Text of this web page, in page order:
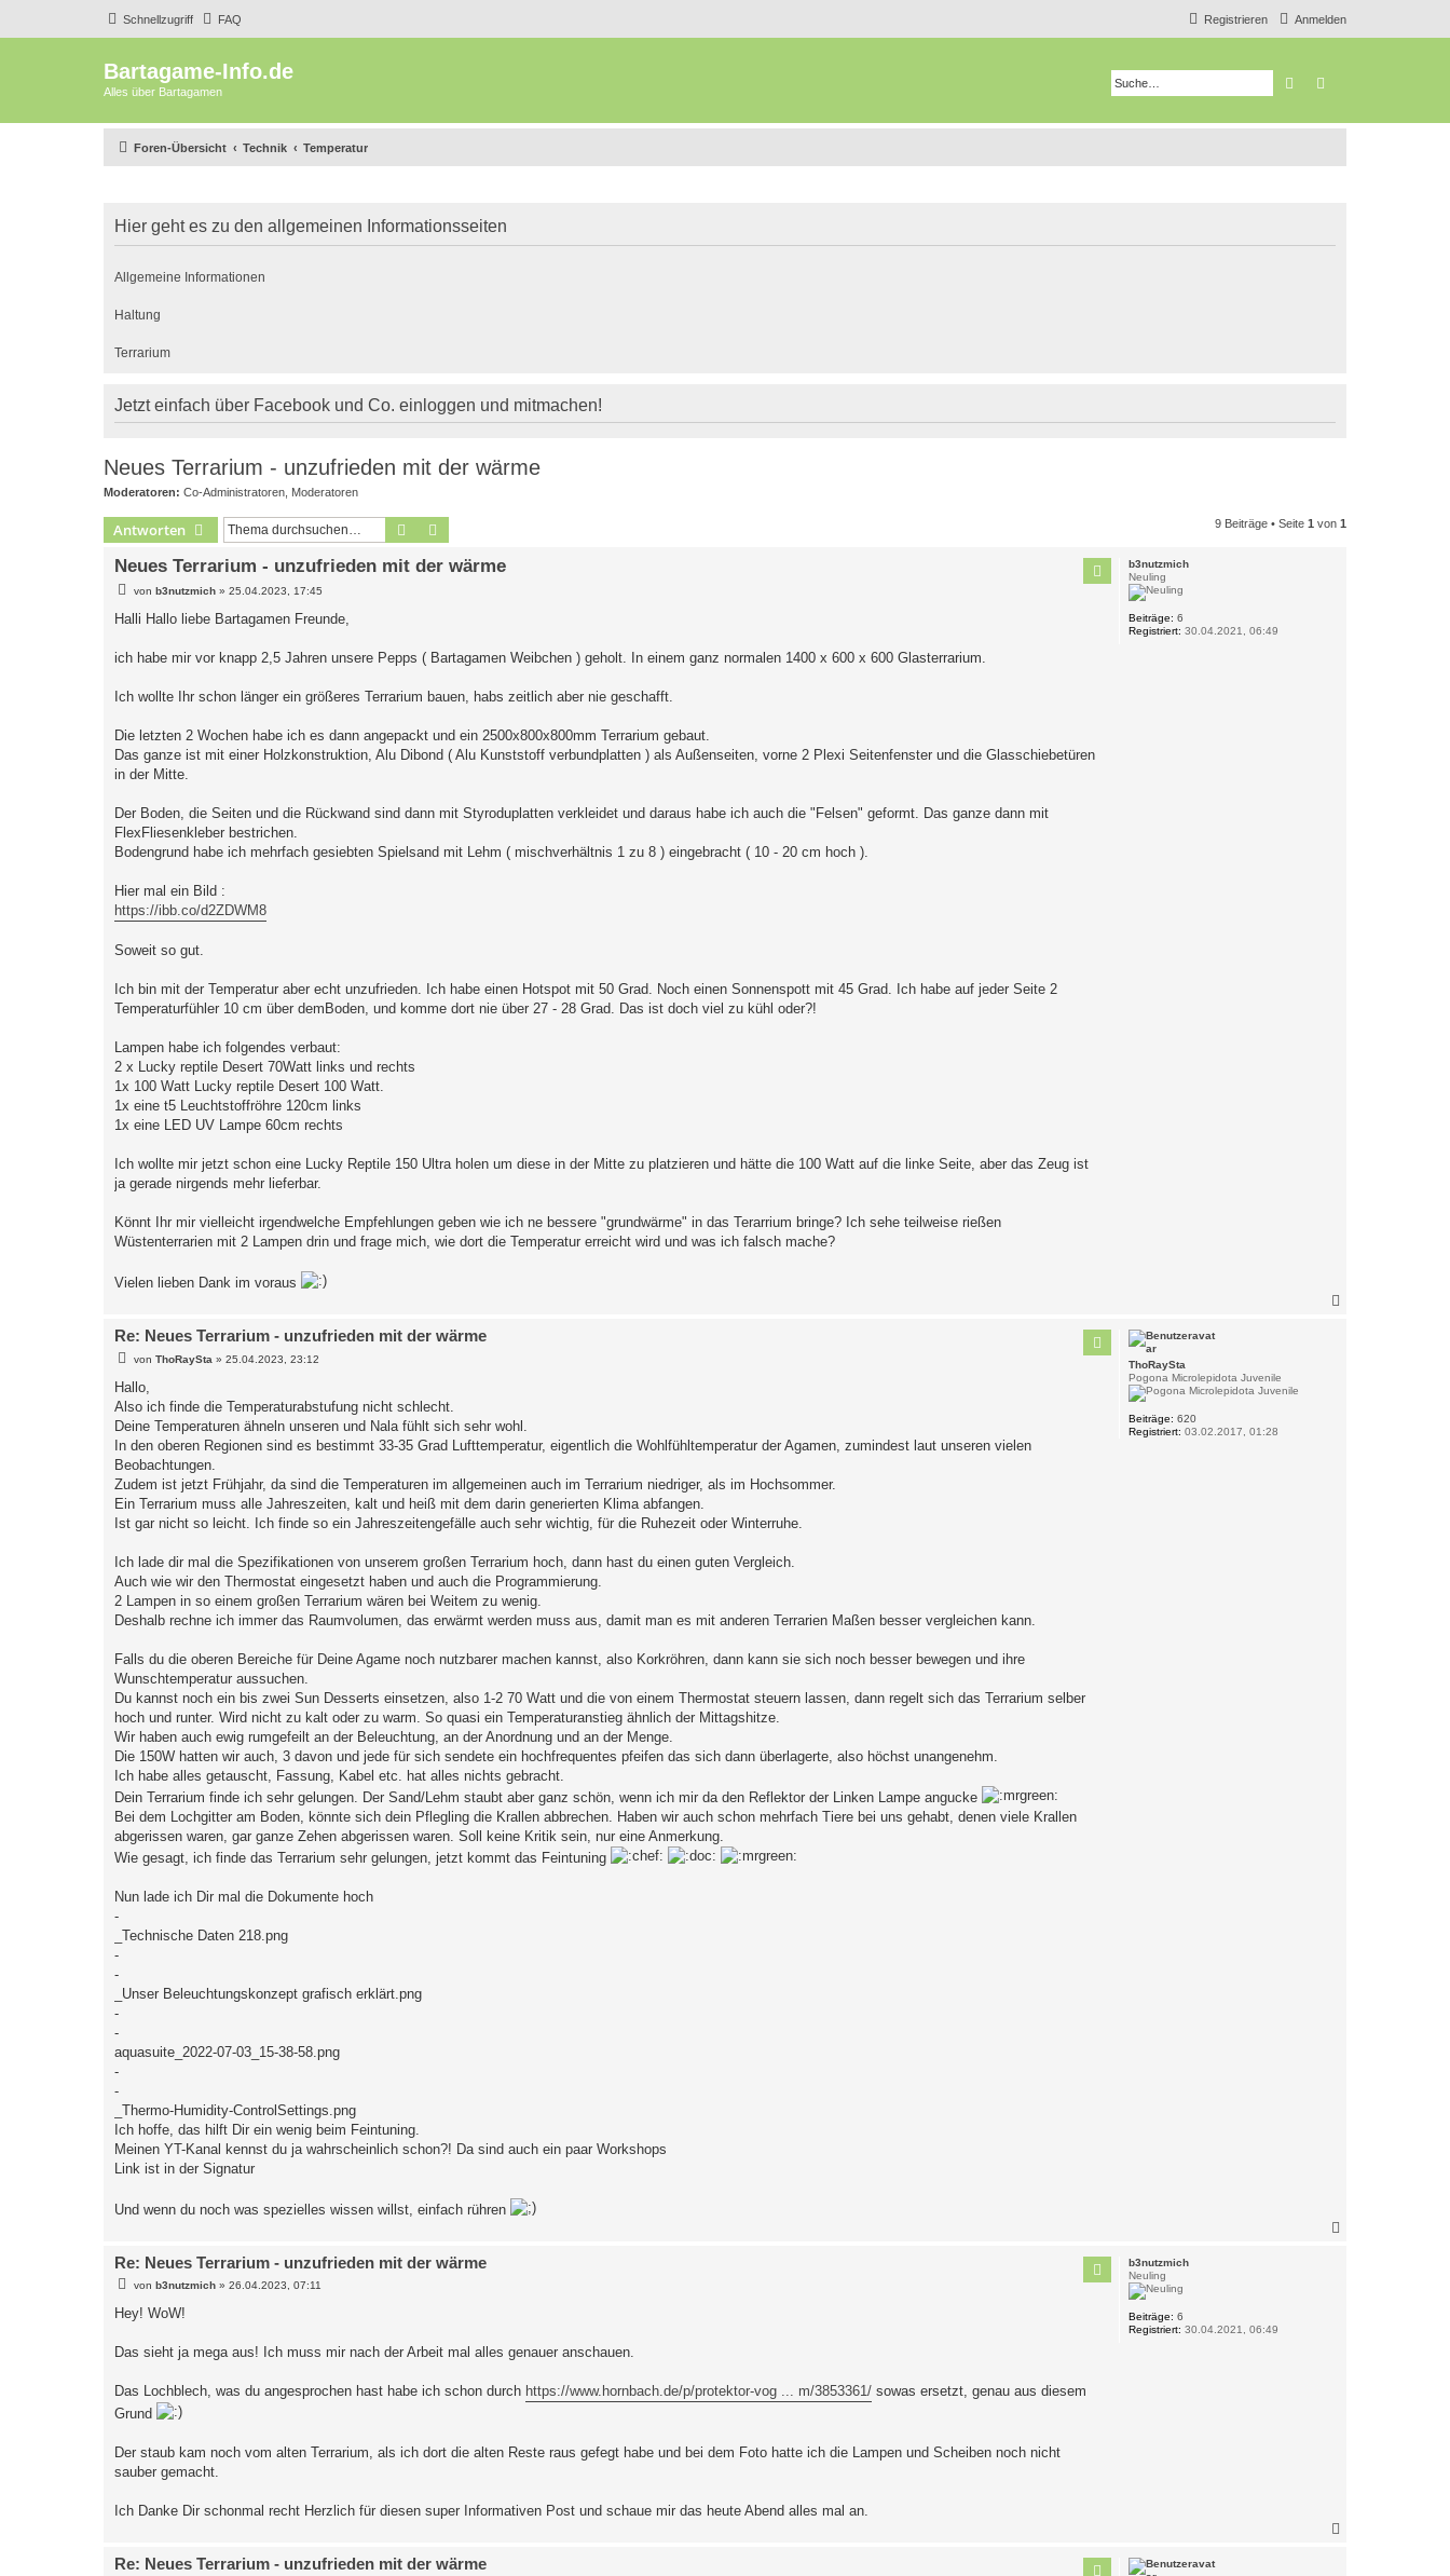
Schnellzugriff FAQ Anmelden
Registrieren
Bartagame-Info.de
Alles über Bartagamen Suche
Foren-Übersicht Technik Temperatur
Hier geht es zu den allgemeinen Informationsseiten
Allgemeine Informationen
Haltung
Terrarium
Jetzt einfach über Facebook und Co. einloggen und mitmachen!
Neues Terrarium - unzufrieden mit der wärme
Moderatoren: Co-Administratoren Moderatoren
Antworten Suche 9 Beiträge • Seite 1 von 1
b3nutzmich
Neuling
Beiträge: 6
Registriert: 30.04.2021, 06:49
Neues Terrarium - unzufrieden mit der wärme
B
i
t
g
vonb3nutzmich »25.04.2023, 17:45
Halli Hallo liebe Bartagamen Freunde,
ich habe mir vor knapp 2,5 Jahren unsere Pepps ( Bartagamen Weibchen ) geholt. In einem ganz normalen 1400 x 600 x 600 Glasterrarium.
Ich wollte Ihr schon länger ein größeres Terrarium bauen, habs zeitlich aber nie geschafft.
Die letzten 2 Wochen habe ich es dann angepackt und ein 2500x800x800mm Terrarium gebaut.
Das ganze ist mit einer Holzkonstruktion, Alu Dibond ( Alu Kunststoff verbundplatten ) als Außenseiten, vorne 2 Plexi Seitenfenster und die Glasschiebetüren
in der Mitte.
Der Boden, die Seiten und die Rückwand sind dann mit Styroduplatten verkleidet und daraus habe ich auch die "Felsen" geformt. Das ganze dann mit
FlexFliesenkleber bestrichen.
Bodengrund habe ich mehrfach gesiebten Spielsand mit Lehm ( mischverhältnis 1 zu 8 ) eingebracht ( 10 - 20 cm hoch ).
Hier mal ein Bild :
https://ibb.co/d2ZDWM8
Soweit so gut.
Ich bin mit der Temperatur aber echt unzufrieden. Ich habe einen Hotspot mit 50 Grad. Noch einen Sonnenspott mit 45 Grad. Ich habe auf jeder Seite 2
Temperaturfühler 10 cm über demBoden, und komme dort nie über 27 - 28 Grad. Das ist doch viel zu kühl oder?!
Lampen habe ich folgendes verbaut:
2 x Lucky reptile Desert 70Watt links und rechts
1x 100 Watt Lucky reptile Desert 100 Watt.
1x eine t5 Leuchtstoffröhre 120cm links
1x eine LED UV Lampe 60cm rechts
Ich wollte mir jetzt schon eine Lucky Reptile 150 Ultra holen um diese in der Mitte zu platzieren und hätte die 100 Watt auf die linke Seite, aber das Zeug ist
ja gerade nirgends mehr lieferbar.
Könnt Ihr mir vielleicht irgendwelche Empfehlungen geben wie ich ne bessere "grundwärme" in das Terarrium bringe? Ich sehe teilweise rießen
Wüstenterrarien mit 2 Lampen drin und frage mich, wie dort die Temperatur erreicht wird und was ich falsch mache?
Vielen lieben Dank im voraus
ThoRaySta
Pogona Microlepidota Juvenile
Beiträge: 620
Registriert: 03.02.2017, 01:28
Re: Neues Terrarium - unzufrieden mit der wärme
B
i
t
r
a
g
vonThoRaySta »25.04.2023, 23:12
Hallo,
Also ich finde die Temperaturabstufung nicht schlecht.
Deine Temperaturen ähneln unseren und Nala fühlt sich sehr wohl.
In den oberen Regionen sind es bestimmt 33-35 Grad Lufttemperatur, eigentlich die Wohlfühltemperatur der Agamen, zumindest laut unseren vielen
Beobachtungen.
Zudem ist jetzt Frühjahr, da sind die Temperaturen im allgemeinen auch im Terrarium niedriger, als im Hochsommer.
Ein Terrarium muss alle Jahreszeiten, kalt und heiß mit dem darin generierten Klima abfangen.
Ist gar nicht so leicht. Ich finde so ein Jahreszeitengefälle auch sehr wichtig, für die Ruhezeit oder Winterruhe.
Ich lade dir mal die Spezifikationen von unserem großen Terrarium hoch, dann hast du einen guten Vergleich.
Auch wie wir den Thermostat eingesetzt haben und auch die Programmierung.
2 Lampen in so einem großen Terrarium wären bei Weitem zu wenig.
Deshalb rechne ich immer das Raumvolumen, das erwärmt werden muss aus, damit man es mit anderen Terrarien Maßen besser vergleichen kann.
Falls du die oberen Bereiche für Deine Agame noch nutzbarer machen kannst, also Korkröhren, dann kann sie sich noch besser bewegen und ihre
Wunschtemperatur aussuchen.
Du kannst noch ein bis zwei Sun Desserts einsetzen, also 1-2 70 Watt und die von einem Thermostat steuern lassen, dann regelt sich das Terrarium selber
hoch und runter. Wird nicht zu kalt oder zu warm. So quasi ein Temperaturanstieg ähnlich der Mittagshitze.
Wir haben auch ewig rumgefeilt an der Beleuchtung, an der Anordnung und an der Menge.
Die 150W hatten wir auch, 3 davon und jede für sich sendete ein hochfrequentes pfeifen das sich dann überlagerte, also höchst unangenehm.
Ich habe alles getauscht, Fassung, Kabel etc. hat alles nichts gebracht.
Dein Terrarium finde ich sehr gelungen. Der Sand/Lehm staubt aber ganz schön, wenn ich mir da den Reflektor der Linken Lampe angucke
Bei dem Lochgitter am Boden, könnte sich dein Pflegling die Krallen abbrechen. Haben wir auch schon mehrfach Tiere bei uns gehabt, denen viele Krallen
abgerissen waren, gar ganze Zehen abgerissen waren. Soll keine Kritik sein, nur eine Anmerkung.
Wie gesagt, ich finde das Terrarium sehr gelungen, jetzt kommt das Feintuning
Nun lade ich Dir mal die Dokumente hoch
-
_Technische Daten 218.png
-
-
_Unser Beleuchtungskonzept grafisch erklärt.png
-
-
aquasuite_2022-07-03_15-38-58.png
-
-
_Thermo-Humidity-ControlSettings.png
Ich hoffe, das hilft Dir ein wenig beim Feintuning.
Meinen YT-Kanal kennst du ja wahrscheinlich schon?! Da sind auch ein paar Workshops
Link ist in der Signatur
Und wenn du noch was spezielles wissen willst, einfach rühren
b3nutzmich
Neuling
Beiträge: 6
Registriert: 30.04.2021, 06:49
Re: Neues Terrarium - unzufrieden mit der wärme
B
t
g
vonb3nutzmich »26.04.2023, 07:11
Hey! WoW!
Das sieht ja mega aus! Ich muss mir nach der Arbeit mal alles genauer anschauen.
Das Lochblech, was du angesprochen hast habe ich schon durch https://www.hornbach.de/p/protektor-vog ... m/3853361/ sowas ersetzt, genau aus diesem
Grund
Der staub kam noch vom alten Terrarium, als ich dort die alten Reste raus gefegt habe und bei dem Foto hatte ich die Lampen und Scheiben noch nicht
sauber gemacht.
Ich Danke Dir schonmal recht Herzlich für diesen super Informativen Post und schaue mir das heute Abend alles mal an.
Re: Neues Terrarium - unzufrieden mit der wärme